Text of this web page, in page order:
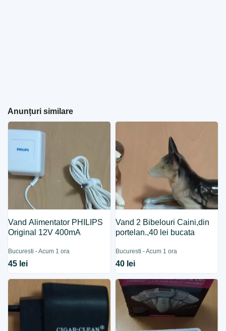
Anunțuri similare
Vand Alimentator PHILIPS
Original 12V 400mA
Bucuresti - Acum 1 ora
45 lei
Vand 2 Bibelouri Caini,din
portelan.,40 lei bucata
Bucuresti - Acum 1 ora
40 lei